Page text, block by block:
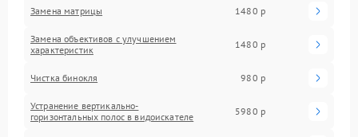
Замена матрицы 1480 р
Замена объективов с улучшением
характеристик
1480 р
Чистка бинокля 980 р
Устранение вертикально-
горизонтальных полос в видоискателе
5980 р